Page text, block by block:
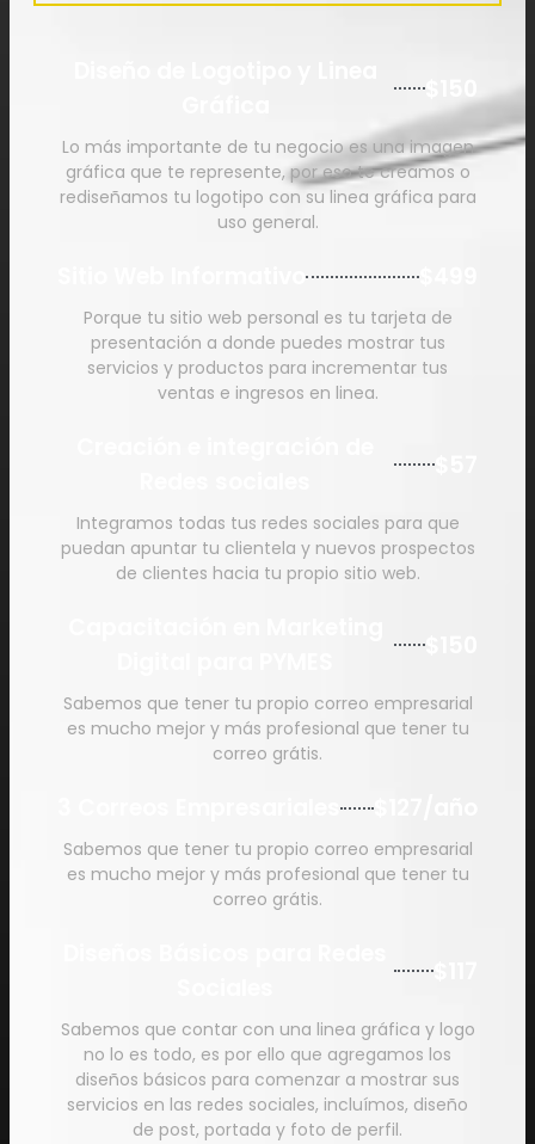
Lo más importante de tu negocio es una imagen
gráfica que te represente, por eso te creamos o
rediseñamos tu logotipo con su linea gráfica para
uso general.
Porque tu sitio web personal es tu tarjeta de
presentación a donde puedes mostrar tus
servicios y productos para incrementar tus
ventas e ingresos en linea.
Integramos todas tus redes sociales para que
puedan apuntar tu clientela y nuevos prospectos
de clientes hacia tu propio sitio web.
Sabemos que tener tu propio correo empresarial
es mucho mejor y más profesional que tener tu
correo grátis.
Sabemos que tener tu propio correo empresarial
es mucho mejor y más profesional que tener tu
correo grátis.
Sabemos que contar con una linea gráfica y logo
no lo es todo, es por ello que agregamos los
diseños básicos para comenzar a mostrar sus
servicios en las redes sociales, incluímos, diseño
de post, portada y foto de perfil.